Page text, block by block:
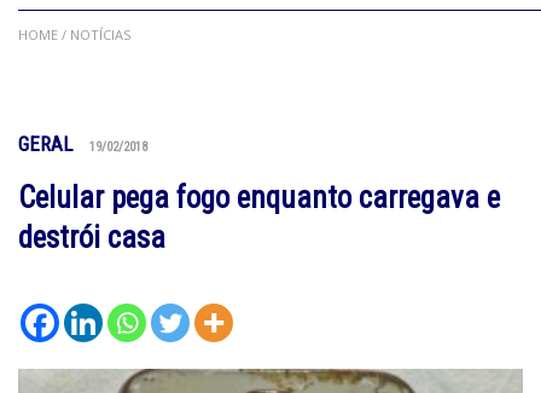
HOME / NOTÍCIAS
GERAL 19/02/2018
Celular pega fogo enquanto carregava e
destrói casa